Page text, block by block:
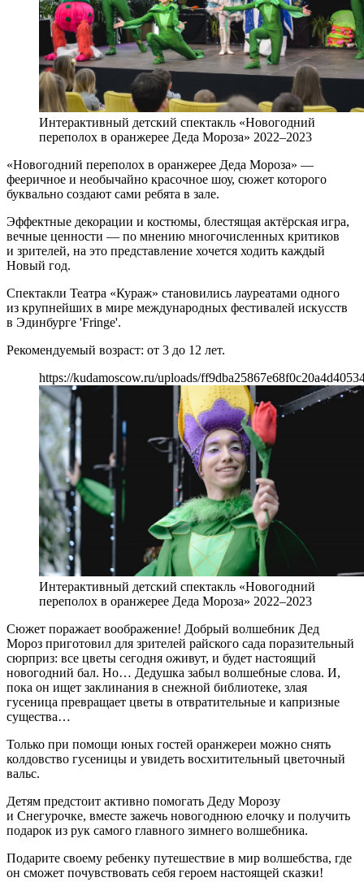
Интерактивный детский спектакль «Новогодний
переполох в оранжерее Деда Мороза» 2022–2023
«Новогодний переполох в оранжерее Деда Мороза» —
фееричное и необычайно красочное шоу, сюжет которого
буквально создают сами ребята в зале.
Эффектные декорации и костюмы, блестящая актёрская игра,
вечные ценности — по мнению многочисленных критиков
и зрителей, на это представление хочется ходить каждый
Новый год.
Спектакли Театра «Кураж» становились лауреатами одного
из крупнейших в мире международных фестивалей искусств
в Эдинбурге 'Fringe'.
Рекомендуемый возраст: от 3 до 12 лет.
https://kudamoscow.ru/uploads/
Интерактивный детский спектакль «Новогодний
переполох в оранжерее Деда Мороза» 2022–2023
Сюжет поражает воображение! Добрый волшебник Дед
Мороз приготовил для зрителей райского сада поразительный
сюрприз: все цветы сегодня оживут, и будет настоящий
новогодний бал. Но… Дедушка забыл волшебные слова. И,
пока он ищет заклинания в снежной библиотеке, злая
гусеница превращает цветы в отвратительные и капризные
существа…
Только при помощи юных гостей оранжереи можно снять
колдовство гусеницы и увидеть восхитительный цветочный
вальс.
Детям предстоит активно помогать Деду Морозу
и Снегурочке, вместе зажечь новогоднюю елочку и получить
подарок из рук самого главного зимнего волшебника.
Подарите своему ребенку путешествие в мир волшебства, где
он сможет почувствовать себя героем настоящей сказки!